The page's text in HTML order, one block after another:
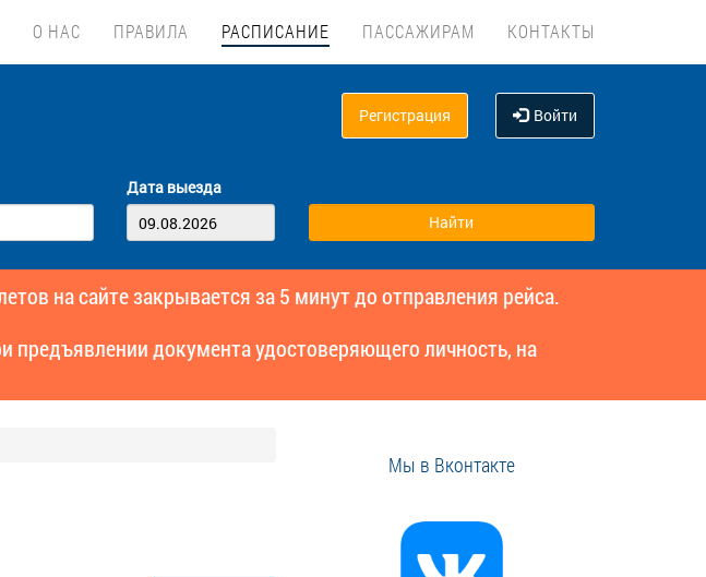
О НАС ПРАВИЛА РАСПИСАНИЕ ПАССАЖИРАМ КОНТАКТЫ
Регистрация Войти
Дата выезда
на сайте закрывается за 5 минут до отправления рейса.
предъявлении документа удостоверяющего личность, на
Мы в Вконтакте